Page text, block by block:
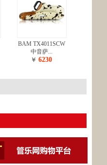
BAM TX4011SCW
中音萨...
￥ 6230